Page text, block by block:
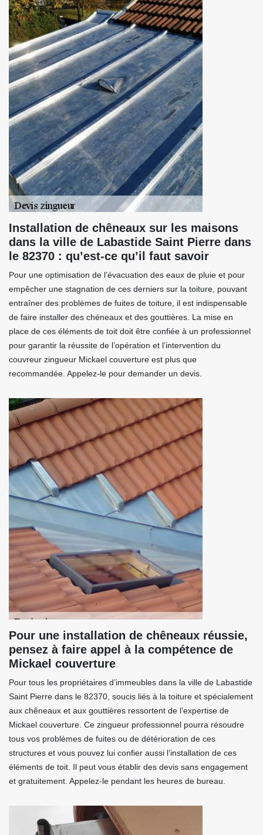
Installation de chêneaux sur les maisons
dans la ville de Labastide Saint Pierre dans
le 82370 : qu’est-ce qu’il faut savoir
Pour une optimisation de l’évacuation des eaux de pluie et pour
empêcher une stagnation de ces derniers sur la toiture, pouvant
entraîner des problèmes de fuites de toiture, il est indispensable
de faire installer des chéneaux et des gouttières. La mise en
place de ces éléments de toit doit être confiée à un professionnel
pour garantir la réussite de l’opération et l’intervention du
couvreur zingueur Mickael couverture est plus que
recommandée. Appelez-le pour demander un devis.
Pour une installation de chêneaux réussie,
pensez à faire appel à la compétence de
Mickael couverture
Pour tous les propriétaires d’immeubles dans la ville de Labastide
Saint Pierre dans le 82370, soucis liés à la toiture et spécialement
aux chêneaux et aux gouttières ressortent de l’expertise de
Mickael couverture. Ce zingueur professionnel pourra résoudre
tous vos problèmes de fuites ou de détérioration de ces
structures et vous pouvez lui confier aussi l’installation de ces
éléments de toit. Il peut vous établir des devis sans engagement
et gratuitement. Appelez-le pendant les heures de bureau.